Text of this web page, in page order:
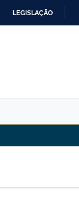
LEGISLAÇÃO